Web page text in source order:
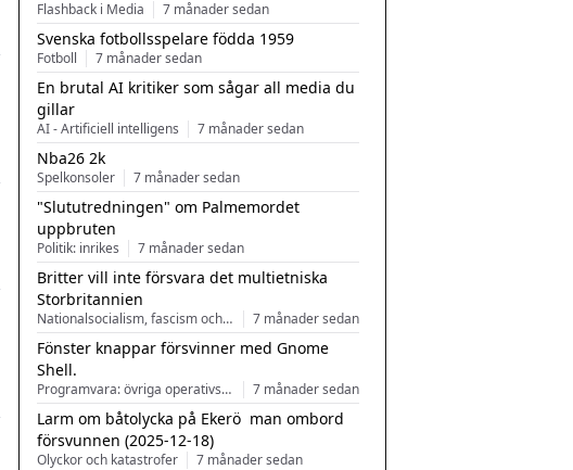
Flashback i Media 7 månader sedan
Svenska fotbollsspelare födda 1959
Fotboll 7 månader sedan
En brutal AI kritiker som sågar all media du
gillar
AI - Artificiell intelligens 7 månader sedan
Nba26 2k
Spelkonsoler 7 månader sedan
"Slututredningen" om Palmemordet
uppbruten
Politik: inrikes 7 månader sedan
Britter vill inte försvara det multietniska
Storbritannien
Nationalsocialism, fascism och nationalism 7 månader sedan
Fönster knappar försvinner med Gnome
Shell.
Programvara: övriga operativsystem 7 månader sedan
Larm om båtolycka på Ekerö  man ombord
försvunnen (2025-12-18)
Olyckor och katastrofer 7 månader sedan